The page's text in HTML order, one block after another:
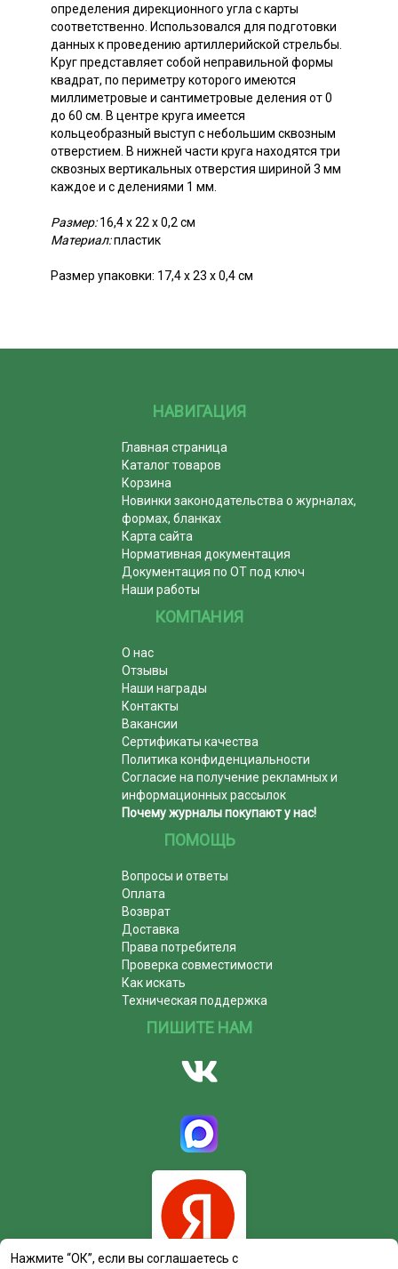
определения дирекционного угла с карты
соответственно. Использовался для подготовки
данных к проведению артиллерийской стрельбы.
Круг представляет собой неправильной формы
квадрат, по периметру которого имеются
миллиметровые и сантиметровые деления от 0
до 60 см. В центре круга имеется
кольцеобразный выступ с небольшим сквозным
отверстием. В нижней части круга находятся три
сквозных вертикальных отверстия шириной 3 мм
каждое и с делениями 1 мм.
Размер:16,4 х 22 х 0,2 см
Материал:пластик
Размер упаковки: 17,4 х 23 х 0,4 см
НАВИГАЦИЯ
Главная страница
Каталог товаров
Корзина
Новинки законодательства о журналах,
формах, бланках
Карта сайта
Нормативная документация
Документация по ОТ под ключ
Наши работы
КОМПАНИЯ
О нас
Отзывы
Наши награды
Контакты
Вакансии
Сертификаты качества
Политика конфиденциальности
Согласие на получение рекламных и
информационных рассылок
Почему журналы покупают у нас!
ПОМОЩЬ
Вопросы и ответы
Оплата
Возврат
Доставка
Права потребителя
Проверка совместимости
Как искать
Техническая поддержка
ПИШИТЕ НАМ
Нажмите “ОК”, если вы соглашаетесь с